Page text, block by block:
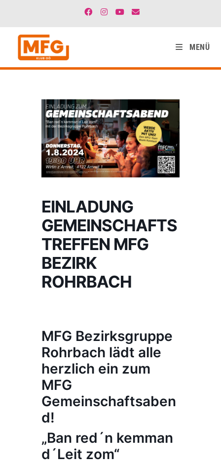
MENÜ
EINLADUNG
GEMEINSCHAFTS
TREFFEN MFG
BEZIRK
ROHRBACH
MFG Bezirksgruppe
Rohrbach lädt alle
herzlich ein zum
MFG
Gemeinschaftsaben
d!
„Ban red´n kemman
d´Leit zom“